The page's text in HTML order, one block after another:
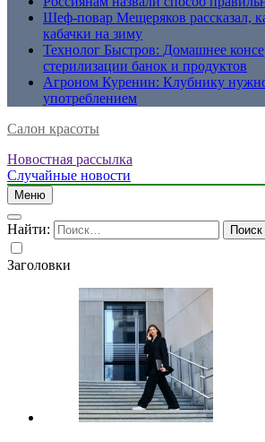
Шеф-повар Мещеряков рассказал,
кабачки на зиму
Технолог Быстров: Домашнее
стерилизации банок и продуктов
Агроном Куренин: Клубнику
употреблением
Салон красоты
Новостная рассылка
Случайные новости
Меню
Найти:
Заголовки